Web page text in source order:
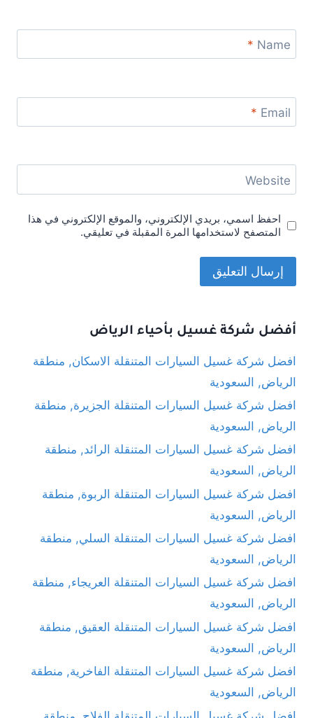
Name
*
Email
*
Website
احفظ اسمي، بريدي الإلكتروني، والموقع الإلكتروني في هذا
المتصفح لاستخدامها المرة المقبلة في تعليقي.
أفضل شركة غسيل بأحياء الرياض
افضل شركة غسيل السيارات المتنقلة الاسكان, منطقة
الرياض, السعودية
افضل شركة غسيل السيارات المتنقلة الجزيرة, منطقة
الرياض, السعودية
افضل شركة غسيل السيارات المتنقلة الرائد, منطقة
الرياض, السعودية
افضل شركة غسيل السيارات المتنقلة الربوة, منطقة
الرياض, السعودية
افضل شركة غسيل السيارات المتنقلة السلي, منطقة
الرياض, السعودية
افضل شركة غسيل السيارات المتنقلة العريجاء, منطقة
الرياض, السعودية
افضل شركة غسيل السيارات المتنقلة العقيق, منطقة
الرياض, السعودية
افضل شركة غسيل السيارات المتنقلة الفاخرية, منطقة
الرياض, السعودية